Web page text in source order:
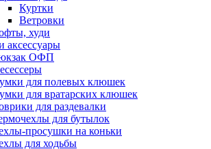
Куртки
Ветровки
худи
аксессуары
ОФП
для полевых клюшек
для вратарских клюшек
для раздевалки
для бутылок
просушки на коньки
для ходьбы